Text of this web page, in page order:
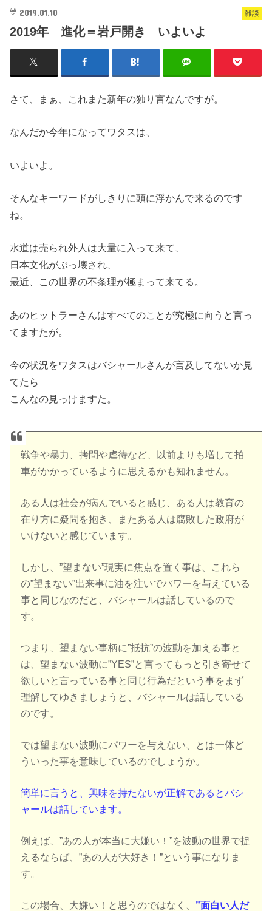
雑談
2019.01.10
2019年 進化＝岩戸開き いよいよ
さて、まぁ、これまた新年の独り言なんですが。
なんだか今年になってワタスは、
いよいよ。
そんなキーワードがしきりに頭に浮かんで来るのです
ね。
水道は売られ外人は大量に入って来て、
日本文化がぶっ壊され、
最近、この世界の不条理が極まって来てる。
あのヒットラーさんはすべてのことが究極に向うと言っ
てますたが。
今の状況をワタスはバシャールさんが言及してないか見
てたら
こんなの見っけますた。
戦争や暴力、拷問や虐待など、以前よりも増して拍
車がかかっているように思えるかも知れません。
ある人は社会が病んでいると感じ、ある人は教育の
在り方に疑問を抱き、またある人は腐敗した政府が
いけないと感じています。
しかし、”望まない”現実に焦点を置く事は、これら
の”望まない”出来事に油を注いでパワーを与えている
事と同じなのだと、バシャールは話しているので
す。
つまり、望まない事柄に”抵抗”の波動を加える事と
は、望まない波動に”YES”と言ってもっと引き寄せて
欲しいと言っている事と同じ行為だという事をまず
理解してゆきましょうと、バシャールは話している
のです。
では望まない波動にパワーを与えない、とは一体ど
ういった事を意味しているのでしょうか。
簡単に言うと、興味を持たないが正解であるとバシ
ャールは話しています。
例えば、”あの人が本当に大嫌い！”を波動の世界で捉
えるならば、”あの人が大好き！”という事になりま
す。
この場合、大嫌い！と思うのではなく、 ”面白い人だ